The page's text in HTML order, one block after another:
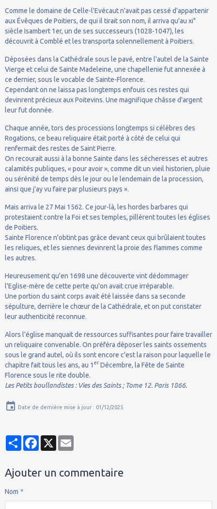
Comme le domaine de Celle-l'Evécaut n'avait pas cessé d'appartenir
aux Évêques de Poitiers, de qui il tirait son nom, il arriva qu'au xi"
siècle Isambert 1er, un de ses successeurs (1028-1047), les
découvrit à Comblé et les transporta solennellement à Poitiers.
Déposées dans la Cathédrale sous le pavé, entre l'autel de la Sainte
Vierge et celui de Sainte Madeleine, une chapellenie fut annexée à
ce dernier, sous le vocable de Sainte-Florence.
Cependant on ne laissa pas longtemps enfouis ces restes qui
devinrent précieux aux Poitevins. Une magnifique châsse d'argent
leur fut donnée.
Chaque année, tors des processions longtemps si célèbres des
Rogations, ce beau reliquaire était porté à côté de celui qui
renfermait des restes de Saint Pierre.
On recourait aussi à la bonne Sainte dans les sécheresses et autres
calamités publiques, « pour avoir », comme dit un vieil historien, pluie
ou sérénité de temps dès le jour ou le lendemain de la procession,
ainsi que j'ay vu faire par plusieurs pays ».
Mais arriva le 27 Mai 1562. Ce jour-là, les hordes barbares qui
protestaient contre la Foi et ses temples, pillèrent toutes les églises
de Poitiers.
Sainte Florence n'obtint pas grâce devant ceux qui brûlaient toutes
les reliques, et les siennes devinrent la proie des flammes comme
les autres.
Heureusement qu'en 1698 une découverte vint dédommager
l'Eglise-mère de cette perte qu'on avait crue irréparable.
Une portion du saint corps avait été laissée dans sa seconde
sépulture, derrière le chœur de la Cathédrale, et on put constater
leur authenticité reconnue.
Alors l'église manquait de ressources suffisantes pour faire travailler
un reliquaire convenable. On préféra déposer les saints ossements
sous le grand autel, où ils sont encore c'est la raison pour laquelle le
chapitre fait tous les ans, au 1 er Décembre, la Fête de Sainte
Florence sous le rite double.
Les Petits boullandistes : Vies des Saints ; Tome 12. Paris 1866.
Date de dernière mise à jour : 01/12/2025
PartagerFacebook
X
Ajouter un commentaire
Nom